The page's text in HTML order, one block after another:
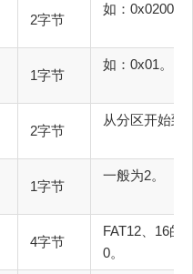
2字节
如
1字节
如
2字节
从分区开
1字节
一
4字节
FAT12、16的
0。